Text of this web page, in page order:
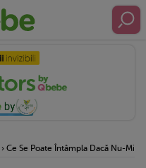
› Ce Se Poate Întâmpla Dacă Nu-Mi